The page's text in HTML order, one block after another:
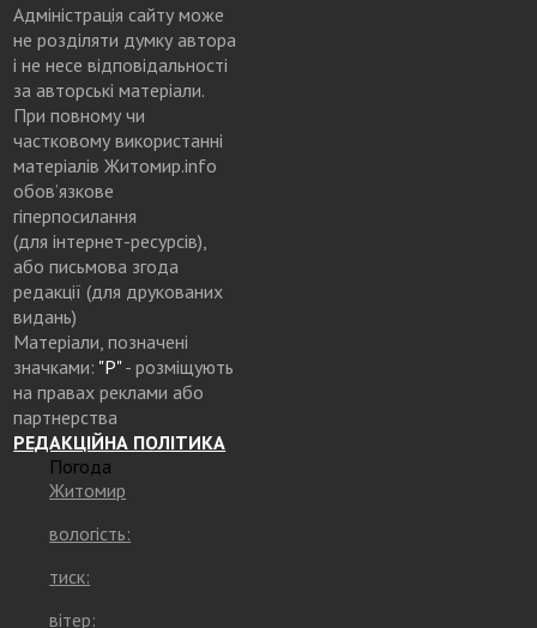
Адміністрація сайту може
не розділяти думку автора
і не несе відповідальності
за авторські матеріали.
При повному чи
частковому використанні
матеріалів Житомир.info
обов’язкове
гіперпосилання
(для інтернет-ресурсів),
або письмова згода
редакції (для друкованих
видань)
Матеріали, позначені
значками: "Р"- розміщують
на правах реклами або
партнерства
РЕДАКЦІЙНА ПОЛІТИКА
Погода
Житомир
вологість:
тиск:
вітер: